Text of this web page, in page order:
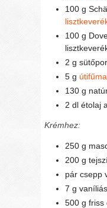
100 g
100 g
2 g sütőpor
5 g
130 g
2 dl étolaj
Krémhez:
250 g
200 g
pár csepp
7 g
500 g friss